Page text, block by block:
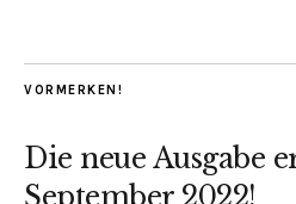
VORMERKEN!
Die neue Ausgabe
September 2022!